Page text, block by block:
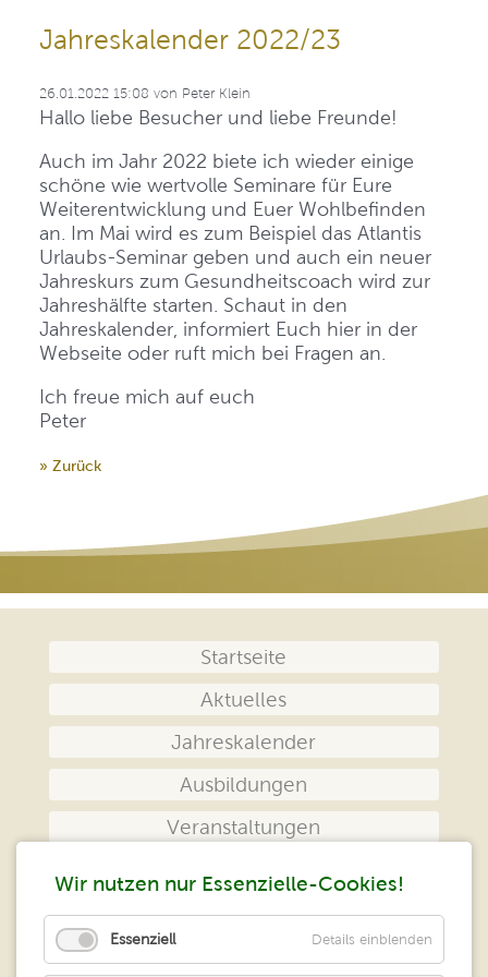
Jahreskalender 2022/23
26.01.2022 15:08 von Peter Klein
Hallo liebe Besucher und liebe Freunde!
Auch im Jahr 2022 biete ich wieder einige
schöne wie wertvolle Seminare für Eure
Weiterentwicklung und Euer Wohlbefinden
an. Im Mai wird es zum Beispiel das Atlantis
Urlaubs-Seminar geben und auch ein neuer
Jahreskurs zum Gesundheitscoach wird zur
Jahreshälfte starten. Schaut in den
Jahreskalender, informiert Euch hier in der
Webseite oder ruft mich bei Fragen an.
Ich freue mich auf euch
Peter
» Zurück
überspringen
Startseite
Aktuelles
Jahreskalender
Ausbildungen
Veranstaltungen
Kontakt
Wir nutzen nur Essenzielle-Cookies!
Essenziell Details einblenden